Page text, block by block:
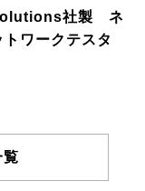
社製 ネ
ワークテスタ
覧